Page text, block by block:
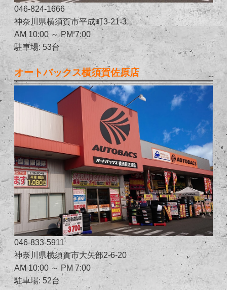
046-824-1666
神奈川県横須賀市平成町3-21-3
AM 10:00 ～ PM 7:00
駐車場: 53台
オートバックス横須賀佐原店
046-833-5911
神奈川県横須賀市大矢部2-6-20
AM 10:00 ～ PM 7:00
駐車場: 52台